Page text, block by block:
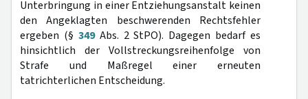
Unterbringung in einer Entziehungsanstalt keinen
den Angeklagten beschwerenden Rechtsfehler
ergeben (§ 349Abs. 2 StPO). Dagegen bedarf es
hinsichtlich der Vollstreckungsreihenfolge von
Strafe und Maßregel einer erneuten
tatrichterlichen Entscheidung.